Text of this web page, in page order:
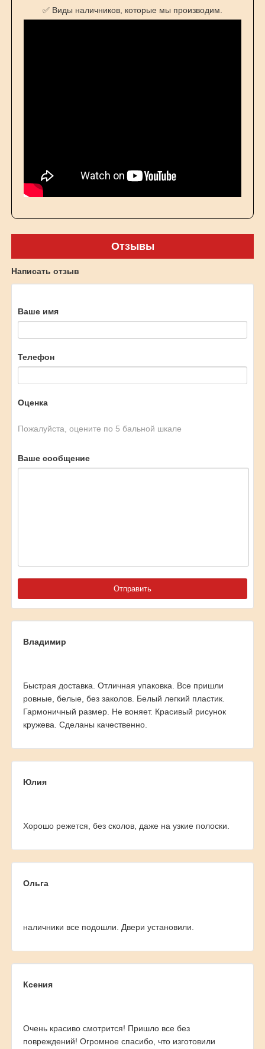
✅ Виды наличников, которые мы производим.
Отзывы
Написать отзыв
Ваше имя
Телефон
Оценка
Пожалуйста, оцените по 5 бальной шкале
Ваше сообщение
Владимир
Быстрая доставка. Отличная упаковка. Все пришли
ровные, белые, без заколов. Белый легкий пластик.
Гармоничный размер. Не воняет. Красивый рисунок
кружева. Сделаны качественно.
Юлия
Хорошо режется, без сколов, даже на узкие полоски.
Ольга
наличники все подошли. Двери установили.
Ксения
Очень красиво смотрится! Пришло все без
повреждений! Огромное спасибо, что изготовили